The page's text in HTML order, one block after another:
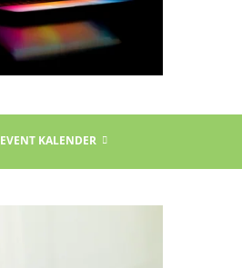
EVENT KALENDER